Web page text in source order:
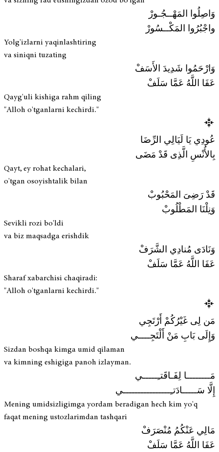
وَاصِلُوا المَهْــجُـورْ
واجْبُرُوا المَكْــسُورْ
Yolg'izlarni yaqinlashtiring
va siniqni tuzating
وَارْحَمُوا شَدِيدَ الأَسَفْ
عَفَا اللَّهُ عَمَّا سَلَفْ
Qayg'uli kishiga rahm qiling
"Alloh o'tganlarni kechirdi."
عُودِي يَا لَيَالِي الرِّضَا
بِالأُنْسِ الَّذِى قَدْ مَضَى
Qayt, ey rohat kechalari,
o'tgan osoyishtalik bilan
قَدْ رَضِىَ المَحْبُوبْ
وَنِلْنَا المَطْلُوبْ
Sevikli rozi bo'ldi
va biz maqsadga erishdik
وَنَادَى مُنادِي الشَّرَفْ
عَفَا اللَّهُ عَمَّا سَلَفْ
Sharaf xabarchisi chaqiradi:
"Alloh o'tganlarni kechirdi."
مَن لِى غَيْرُكُمْ أَرْتَجِي
وَإِلَى بَابِ مَنْ أَلْتَجِــــي
Sizdan boshqa kimga umid qilaman
va kimning eshigiga panoh izlayman.
مَــــــــا لِفَـاقَتـِـــــي
إِلَّا سَـــــادَتـِــــــــــــــــي
Mening umidsizligimga yordam beradigan hech kim yo'q
faqat mening ustozlarimdan tashqari
مَالِي عَنْكُمُ مُنْصَرَفْ
عَفَا اللَّهُ عَمَّا سَلَفْ